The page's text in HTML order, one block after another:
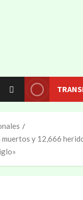
muertos y 12,666